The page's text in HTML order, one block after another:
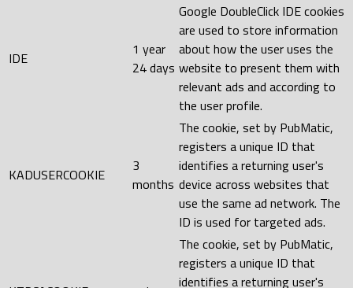
IDE
1 year
24 days
Google DoubleClick IDE cookies
are used to store information
about how the user uses the
website to present them with
relevant ads and according to
the user profile.
KADUSERCOOKIE
3
months
The cookie, set by PubMatic,
registers a unique ID that
identifies a returning user's
device across websites that
use the same ad network. The
ID is used for targeted ads.
The cookie, set by PubMatic,
registers a unique ID that
identifies a returning user's